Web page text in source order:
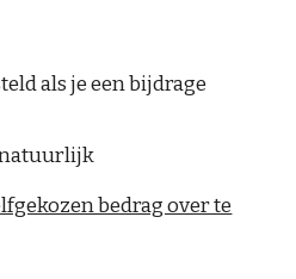
als je een bijdrage
bedrag over te